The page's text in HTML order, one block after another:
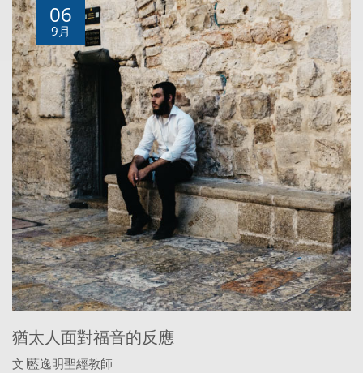
猶太人面對福音的反應
文 ∣藍逸明聖經教師
06
9月